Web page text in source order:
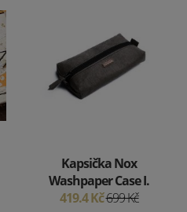
Kapsička Nox
Washpaper Case I.
419.4 Kč699 Kč